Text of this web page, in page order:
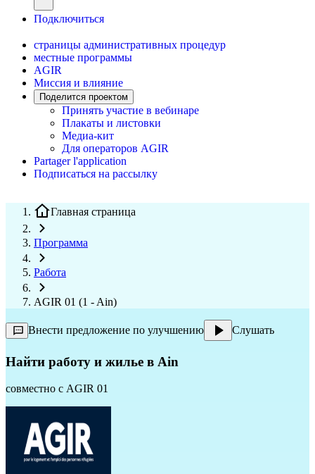
Подключиться
страницы административных процедур
местные программы
AGIR
Миссия и влияние
Поделится проектом
Принять участие в вебинаре
Плакаты и листовки
Медиа-кит
Для операторов AGIR
Partager l'application
Подписаться на рассылку
Главная страница
Программа
Работа
AGIR 01 (1 - Ain)
Внести предложение по улучшению Слушать
Найти работу и жилье в Ain
совместно с AGIR 01